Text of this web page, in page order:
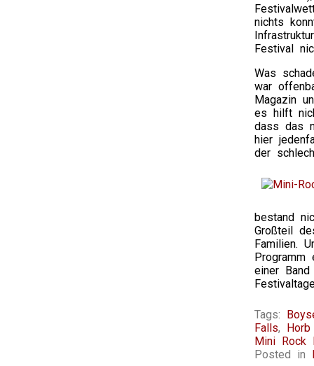
nichts
Festival
Was
war
Magazin
es hilft
dass das
hier
der
bestand
Großteil
Familien.
Programm
einer
Tags:
Falls, Horb
Mini Rock
Posted in